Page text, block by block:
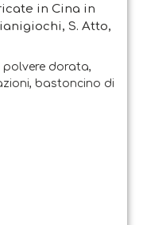
in Cina in
S. Atto,
polvere dorata,
bastoncino di